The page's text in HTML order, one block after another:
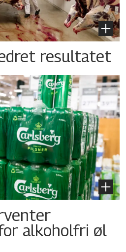
resultatet
alkoholfri øl